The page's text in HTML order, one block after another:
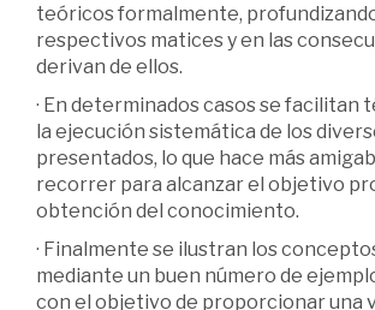
teóricos formalmente,
respectivos matices y en las
derivan de ellos.
· En determinados casos se facilitan
la ejecución sistemática de los
presentados, lo que hace más
recorrer para alcanzar el objetivo
obtención del conocimiento.
· Finalmente se ilustran los
mediante un buen número de
con el objetivo de proporcionar una